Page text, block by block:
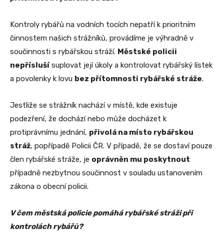
Kontroly rybářů na vodních tocích nepatří k prioritním
činnostem našich strážníků, provádíme je výhradně v
součinnosti s rybářskou stráží. Městské policii
nepříslušísuplovat její úkoly a kontrolovat rybářský lístek
a povolenky k lovu bez přítomnosti rybářské stráže.
Jestliže se strážník nachází v místě, kde existuje
podezření, že dochází nebo může docházet k
protiprávnímu jednání, přivolá na místo rybářskou
stráž, popřípadě Policii ČR. V případě, že se dostaví pouze
člen rybářské stráže, je oprávněn mu poskytnout
případně nezbytnou součinnost v souladu ustanovením
zákona o obecní policii.
V čem městská policie pomáhá rybářské stráži při
kontrolách rybářů?